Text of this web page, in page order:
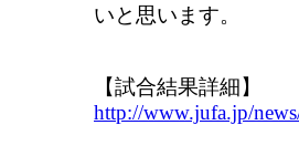
いと思います。
【試合結果詳細】
http://www.jufa.jp/